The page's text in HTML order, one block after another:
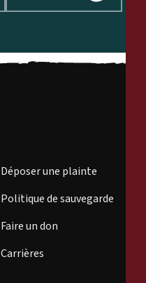
Déposer une plainte
Politique de sauvegarde
Faire un don
Carrières